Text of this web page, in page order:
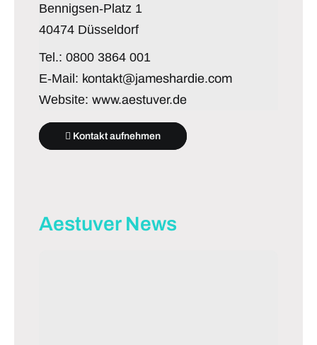
Bennigsen-Platz 1
40474 Düsseldorf
Tel.: 0800 3864 001
E-Mail: kontakt@jameshardie.com
Website: www.aestuver.de
Kontakt aufnehmen
Aestuver News